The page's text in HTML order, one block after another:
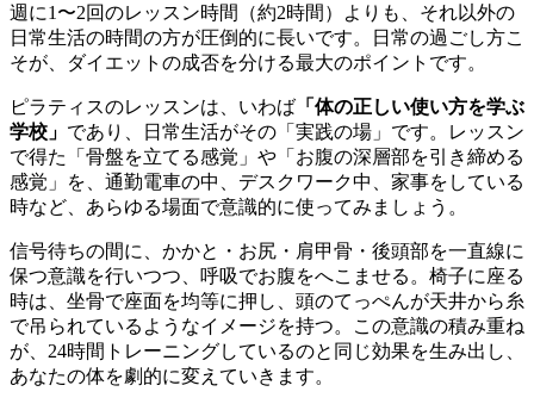
週に1〜2回のレッスン時間（約2時間）よりも、それ以外の
日常生活の時間の方が圧倒的に長いです。日常の過ごし方こ
そが、ダイエットの成否を分ける最大のポイントです。
ピラティスのレッスンは、いわば 「体の正しい使い方を学ぶ
学校」 であり、日常生活がその「実践の場」です。レッスン
で得た「骨盤を立てる感覚」や「お腹の深層部を引き締める
感覚」を、通勤電車の中、デスクワーク中、家事をしている
時など、あらゆる場面で意識的に使ってみましょう。
信号待ちの間に、かかと・お尻・肩甲骨・後頭部を一直線に
保つ意識を行いつつ、呼吸でお腹をへこませる。椅子に座る
時は、坐骨で座面を均等に押し、頭のてっぺんが天井から糸
で吊られているようなイメージを持つ。この意識の積み重ね
が、24時間トレーニングしているのと同じ効果を生み出し、
あなたの体を劇的に変えていきます。